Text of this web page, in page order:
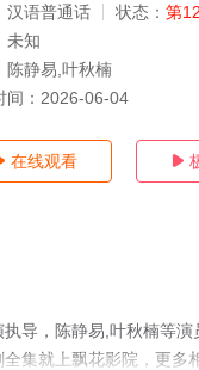
汉语普通话 状态： 第
未知
陈静易,叶秋楠
： 2026-06-04
在线观看 
导，陈静易,叶秋楠等
集就上飘花影院，更多